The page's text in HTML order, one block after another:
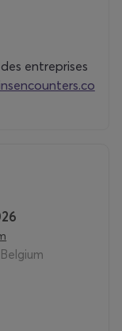
entreprises